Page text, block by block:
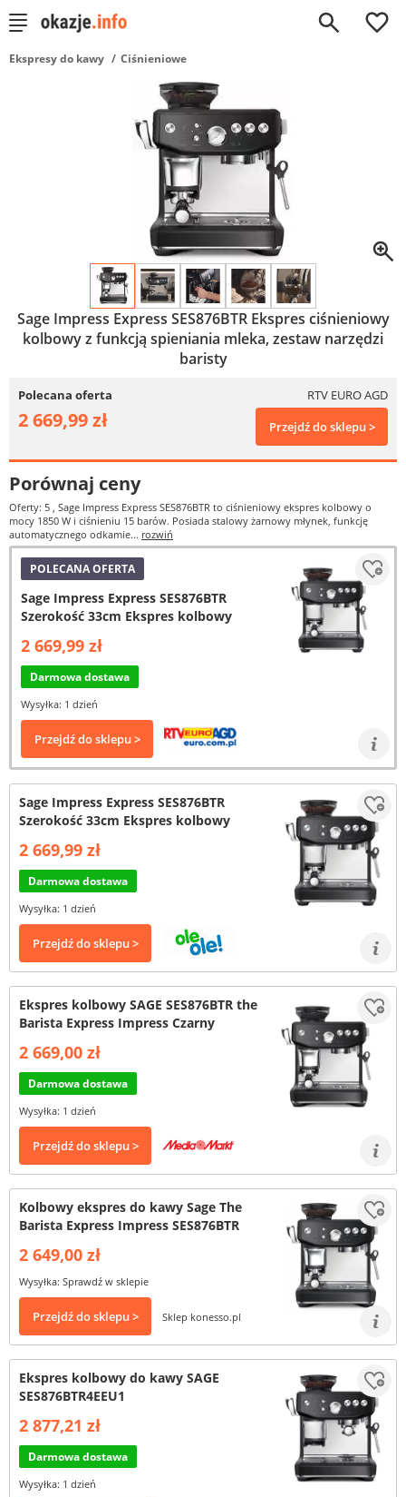
0
Ekspresy do kawy Ciśnieniowe
Sage Impress Express SES876BTR Ekspres ciśnieniowy
kolbowy z funkcją spieniania mleka, zestaw narzędzi
baristy
Polecana oferta RTV EURO AGD
2 669,99 zł Przejdź do sklepu >
Porównaj ceny
Oferty: 5 , Sage Impress Express SES876BTR to ciśnieniowy ekspres kolbowy o
mocy 1850 W i ciśnieniu 15 barów. Posiada stalowy żarnowy młynek, funkcję
automatycznego odkamie... rozwiń
POLECANA OFERTA
Sage Impress Express SES876BTR
Szerokość 33cm Ekspres kolbowy
2 669,99 zł
Darmowa dostawa
Wysyłka: 1 dzień
Przejdź do sklepu >
Sage Impress Express SES876BTR
Szerokość 33cm Ekspres kolbowy
2 669,99 zł
Darmowa dostawa
Wysyłka: 1 dzień
Przejdź do sklepu >
Ekspres kolbowy SAGE SES876BTR the
Barista Express Impress Czarny
2 669,00 zł
Darmowa dostawa
Wysyłka: 1 dzień
Przejdź do sklepu >
Kolbowy ekspres do kawy Sage The
Barista Express Impress SES876BTR
2 649,00 zł
Wysyłka: Sprawdź w sklepie
Przejdź do sklepu > Sklep konesso.pl
Ekspres kolbowy do kawy SAGE
SES876BTR4EEU1
2 877,21 zł
Darmowa dostawa
Wysyłka: 1 dzień